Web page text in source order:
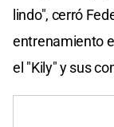
lindo", cerró
entrenamiento
el "Kily" y sus